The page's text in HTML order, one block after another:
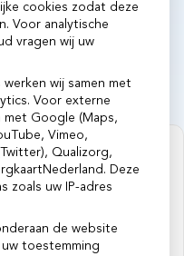
gegeven
nodig is om dit
cookies zodat deze
Voor analytische
vragen wij uw
wij samen met
Voor externe
met Google (Maps,
Vimeo,
Qualizorg,
Deze
zoals uw IP-adres
de website
toestemming